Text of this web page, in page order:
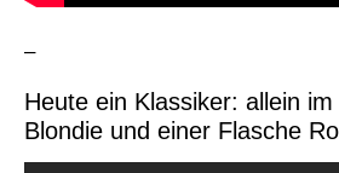
–
Heute ein Klassiker: allein
Blondie und einer Flasche